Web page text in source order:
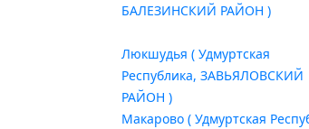
БАЛЕЗИНСКИЙ РАЙОН )
Люкшудья ( Удмуртская
Республика, ЗАВЬЯЛОВСКИЙ
РАЙОН )
Макарово ( Удмуртская